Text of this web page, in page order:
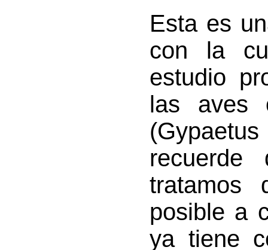
Esta es
con la
estudio
las aves
recuerde
tratamos
posible a
ya tiene